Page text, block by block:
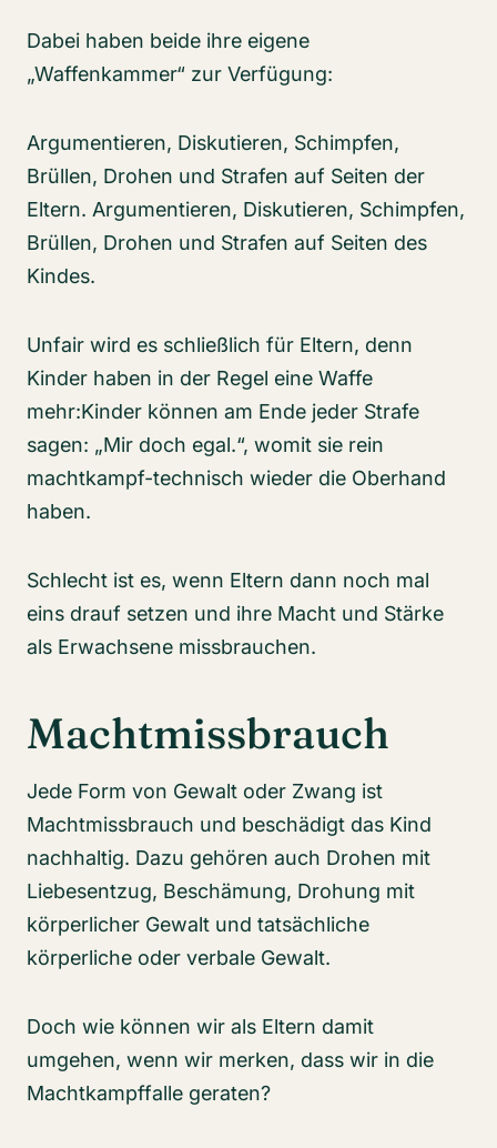
Dabei haben beide ihre eigene
„Waffenkammer“ zur Verfügung:
Argumentieren, Diskutieren, Schimpfen,
Brüllen, Drohen und Strafen auf Seiten der
Eltern. Argumentieren, Diskutieren, Schimpfen,
Brüllen, Drohen und Strafen auf Seiten des
Kindes.
Unfair wird es schließlich für Eltern, denn
Kinder haben in der Regel eine Waffe
mehr:Kinder können am Ende jeder Strafe
sagen: „Mir doch egal.“, womit sie rein
machtkampf-technisch wieder die Oberhand
haben.
Schlecht ist es, wenn Eltern dann noch mal
eins drauf setzen und ihre Macht und Stärke
als Erwachsene missbrauchen.
Machtmissbrauch
Jede Form von Gewalt oder Zwang ist
Machtmissbrauch und beschädigt das Kind
nachhaltig. Dazu gehören auch Drohen mit
Liebesentzug, Beschämung, Drohung mit
körperlicher Gewalt und tatsächliche
körperliche oder verbale Gewalt.
Doch wie können wir als Eltern damit
umgehen, wenn wir merken, dass wir in die
Machtkampffalle geraten?